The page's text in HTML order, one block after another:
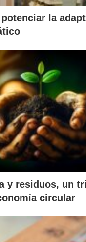
la
y residuos, un
circular